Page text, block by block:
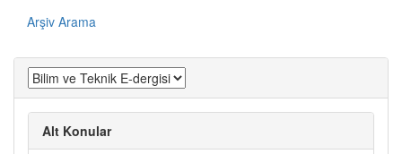
Arşiv Arama
Alt Konular